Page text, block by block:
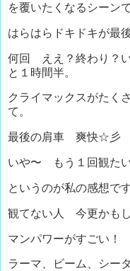
を覆いたくなるシーン
はらはらドキドキが最
何回 ええ？終わり？
と１時間半。
クライマックスがたく
て。
最後の肩車 爽快☆彡
いや〜 もう１回観た
というのが私の感想です
観てない人 今更かもし
マンパワーがすごい！
ラーマ、ビーム、シー